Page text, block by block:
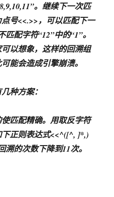
。继续下一次匹
号<<.>>，可以匹配下一
配字符“12”中的“1”。
以想象，这样的回溯组
能会造成引擎崩溃。
种方案：
匹配精确。用取反字符
正则表达式<<^([^, ]*,)
的次数下降到11次。